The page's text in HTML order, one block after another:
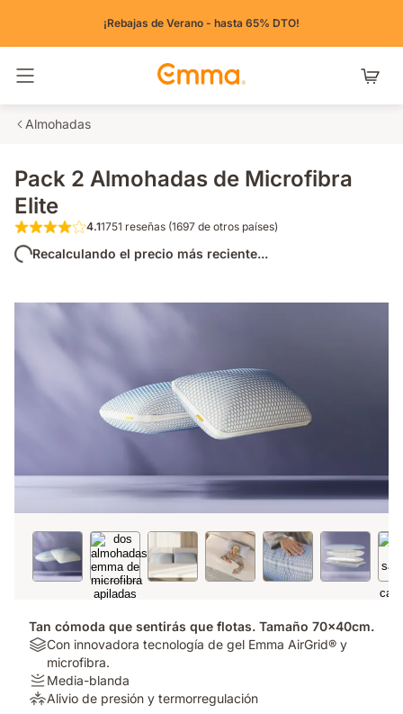
¡Rebajas de Verano - hasta 65% DTO!
Almohadas
Pack 2 Almohadas de Microfibra
Elite
4.1 de 5 estrellas 1751 reseñas (1697 de
4.11751 reseñas (1697 de otros países)
Recalculando el precio más reciente...
Tan cómoda que sentirás que flotas. Tamaño 70x40cm.
Tipo
colchón:
Con
Con innovadora tecnología de gel Emma AirGrid® y
microfibra.
Firmeza:
Media-
Media-blanda
AlivioAlivio de presión y termorregulación